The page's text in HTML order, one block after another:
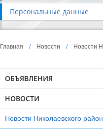
Персональные данные
Главная / Новости / Новости
ОБЪЯВЛЕНИЯ
НОВОСТИ
Новости Николаевского